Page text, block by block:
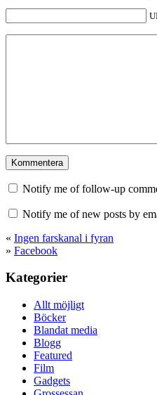
Notify me of follow-up
Notify me of new posts by
« Ingen farskanal i fyran
» Facebook
Kategorier
Allt möjligt
Böcker
Blandat media
Blogg
Featured
Film
Gadgets